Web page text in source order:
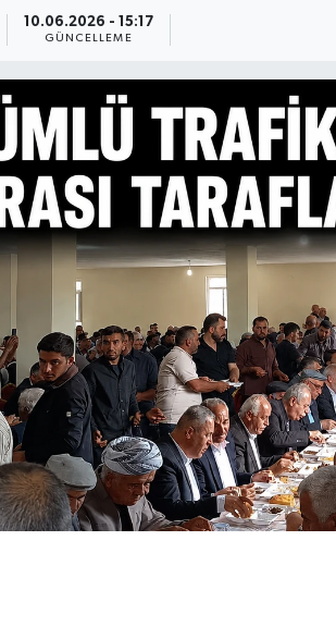
10.06.2026 - 15:17
GÜNCELLEME